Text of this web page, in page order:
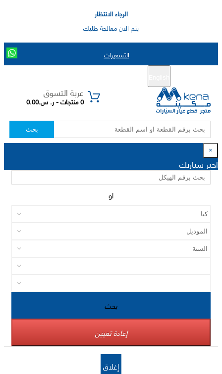
الرجاء الانتظار
يتم الان معالجة طلبك
التسعيرات
عربة التسوق
0 منتجات - ر. س.0.00
بحث
×
اختر سيارتك
او
بحث
إعادة تعيين
إغلاق